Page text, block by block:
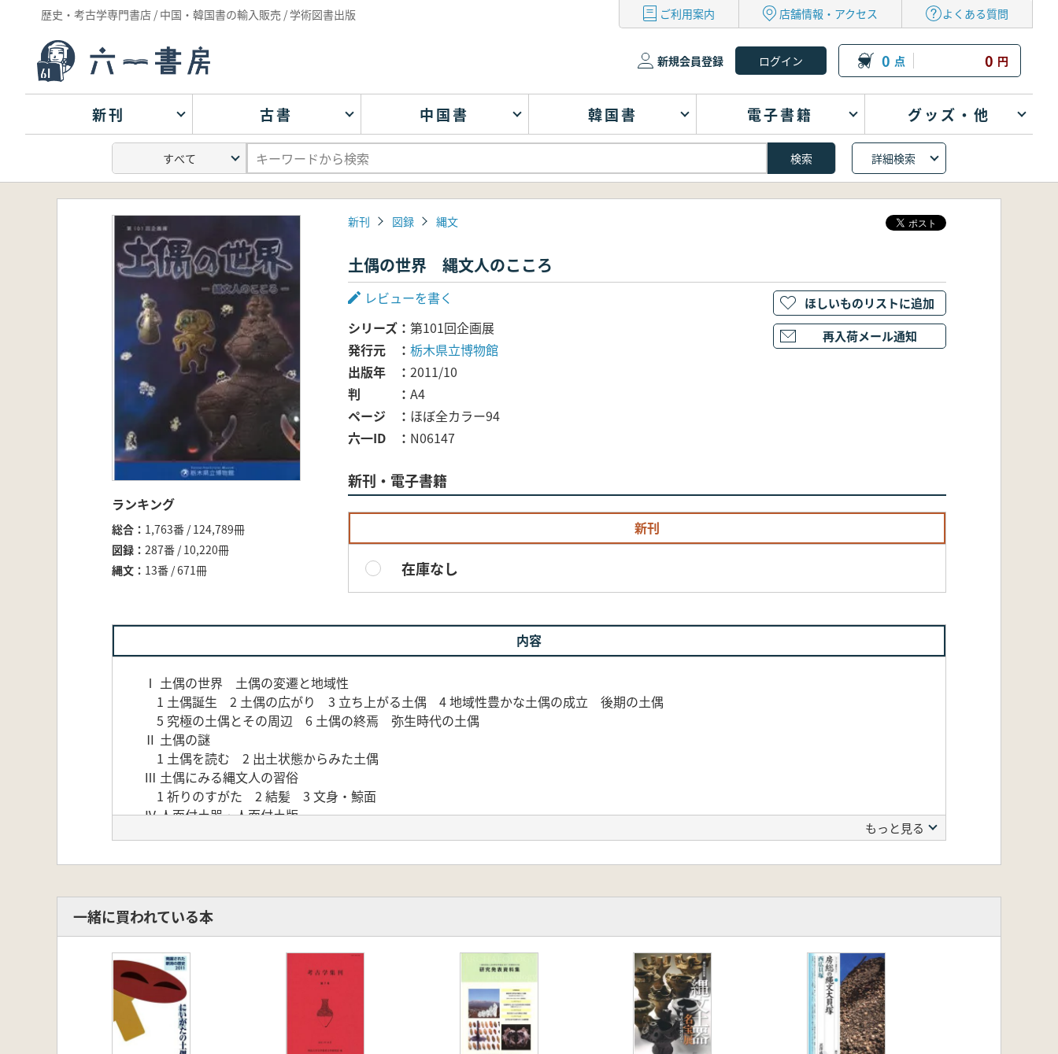
歴史・考古学専門書店 / 中国・韓国書の輸入販売 / 学術図書出版 ご利用案内 店舗情報・アクセス よくある質問
新規会員登録 0 点 0 円
新刊 古書 中国書 韓国書 電子書籍 グッズ・他
詳細検索
ランキング
総合
1,763番 / 124,789冊
図録
287番 / 10,220冊
縄文
13番 / 671冊
新刊 図録 縄文
土偶の世界 縄文人のこころ
レビューを書く
シリーズ
第101回企画展
発行元
栃木県立博物館
出版年
2011/10
判
A4
ページ
ほぼ全カラー94
六一ID
N06147
新刊・電子書籍
新刊
在庫なし
ほしいものリストに追加
再入荷メール通知
内容
Ⅰ 土偶の世界 土偶の変遷と地域性
1 土偶誕生 2 土偶の広がり 3 立ち上がる土偶 4 地域性豊かな土偶の成立 後期の土偶
5 究極の土偶とその周辺 6 土偶の終焉 弥生時代の土偶
Ⅱ 土偶の謎
1 土偶を読む 2 出土状態からみた土偶
Ⅲ 土偶にみる縄文人の習俗
1 祈りのすがた 2 結髪 3 文身・鯨面
Ⅳ 人面付土器・人面付土版
もっと見る
一緒に買われている本